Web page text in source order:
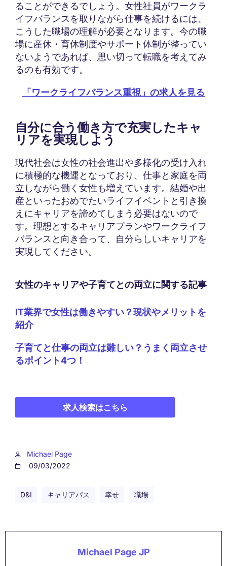
ることができるでしょう。女性社員がワークラ
イフバランスを取りながら仕事を続けるには、
こうした職場の理解が必要となります。今の職
場に産休・育休制度やサポート体制が整ってい
ないようであれば、思い切って転職を考えてみ
るのも有効です。
「ワークライフバランス重視」の求人を見る
自分に合う働き方で充実したキャ
リアを実現しよう
現代社会は女性の社会進出や多様化の受け入れ
に積極的な機運となっており、仕事と家庭を両
立しながら働く女性も増えています。結婚や出
産といったおめでたいライフイベントと引き換
えにキャリアを諦めてしまう必要はないので
す。理想とするキャリアプランやワークライフ
バランスと向き合って、自分らしいキャリアを
実現してください。
女性のキャリアや子育てとの両立に関する記事
IT業界で女性は働きやすい？現状やメリットを
紹介
子育てと仕事の両立は難しい？うまく両立させ
るポイント4つ！
求人検索はこちら
Michael Page
09/03/2022
D&I キャリアパス 幸せ 職場
Michael Page JP